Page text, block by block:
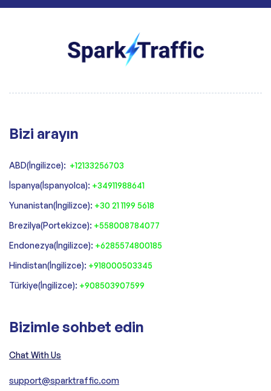
Bizi arayın
ABD(İngilizce): +12133256703
İspanya(İspanyolca): +34911988641
‍Yunanistan(İngilizce): +30 21 1199 5618
‍Brezilya(Portekizce): +558008784077‍
‍Endonezya(İngilizce): +6285574800185
Hindistan(İngilizce): +918000503345
Türkiye(İngilizce): +908503907599
Bizimle sohbet edin
Chat With Us
support@sparktraffic.com